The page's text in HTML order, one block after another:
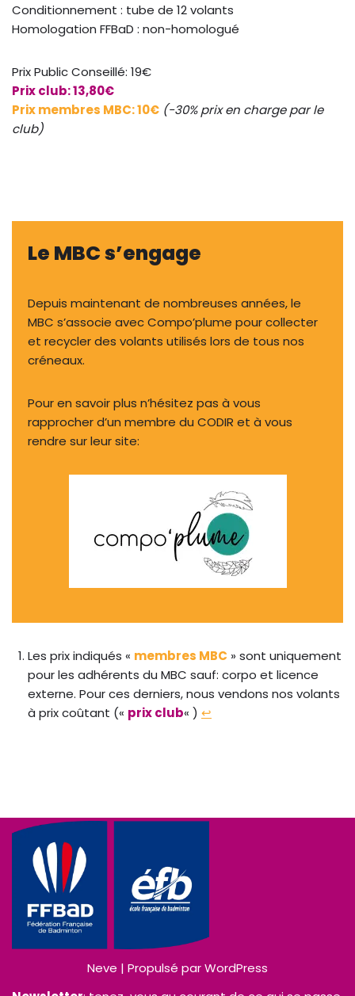
Conditionnement : tube de 12 volants
Homologation FFBaD : non-homologué
Prix Public Conseillé: 19€
Prix club: 13,80€
Prix membres MBC: 10€ (-30% prix en charge par le
club)
Le MBC s’engage
Depuis maintenant de nombreuses années, le
MBC s’associe avec Compo’plume pour collecter
et recycler des volants utilisés lors de tous nos
créneaux.
Pour en savoir plus n’hésitez pas à vous
rapprocher d’un membre du CODIR et à vous
rendre sur leur site:
Les prix indiqués « membres MBC » sont uniquement
pour les adhérents du MBC sauf: corpo et licence
externe. Pour ces derniers, nous vendons nos volants
à prix coûtant (« prix club« ) ↩︎
Neve | Propulsé parWordPress